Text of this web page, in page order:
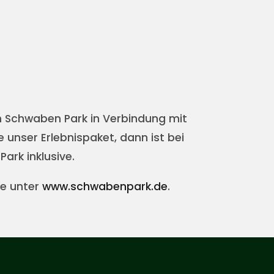
Park in Verbindung mit
unser Erlebnispaket, dann ist bei
inklusive.
unter www.schwabenpark.de.